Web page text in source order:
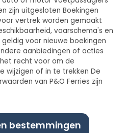
zijn uitgesloten Boekingen
vertrek worden gemaakt
vaarschema's en
voor nieuwe boekingen
aanbiedingen of acties
recht voor om de
wijzigen of in te trekken De
van P&O Ferries zijn
bestemmingen